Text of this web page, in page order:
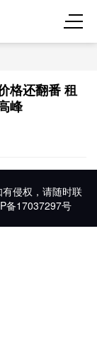
格还翻番 租
峰
侵权，请随时联
备17037297号